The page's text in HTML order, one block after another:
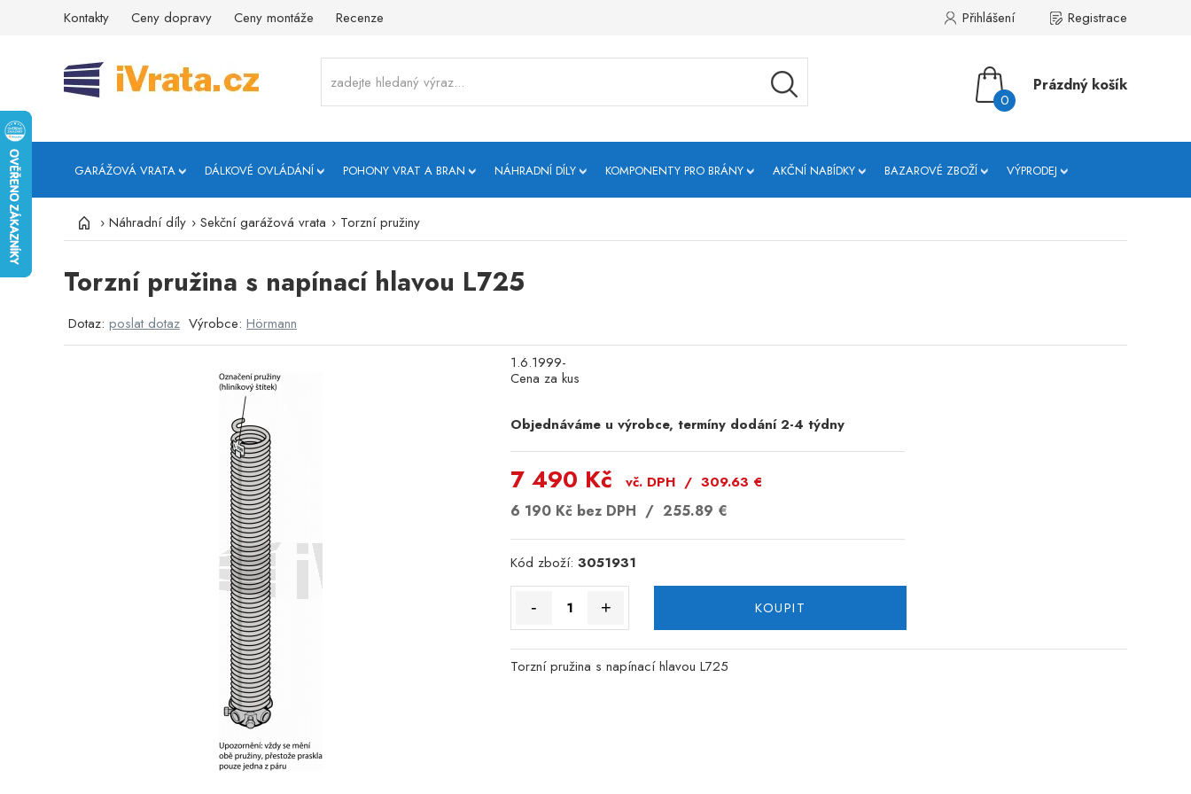
Kontakty Ceny dopravy Ceny montáže Recenze Registrace
Přihlášení
0
Prázdný košík
GARÁŽOVÁ VRATA DÁLKOVÉ OVLÁDÁNÍ POHONY VRAT A BRAN NÁHRADNÍ DÍLY KOMPONENTY PRO BRÁNY AKČNÍ NABÍDKY BAZAROVÉ ZBOŽÍ VÝPRODEJ
› Náhradní díly › Sekční garážová vrata › Torzní pružiny
Torzní pružina s napínací hlavou L725
Dotaz: poslat dotaz Výrobce: Hörmann
1.6.1999-
Cena za kus
Objednáváme u výrobce, termíny dodání 2-4 týdny
7 490 Kč vč. DPH / 309.63 €
6 190 Kč bez DPH / 255.89 €
Kód zboží: 3051931
- + KOUPIT
Torzní pružina s napínací hlavou L725